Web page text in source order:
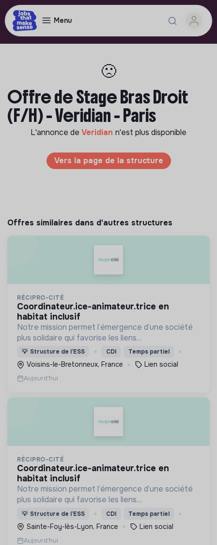
Menu
🙁
Offre de Stage Bras Droit
(F/H) - Veridian - Paris
L'annonce de Veridian n'est plus disponible
Vers la page de la structure
Offres similaires dans d'autres structures
RÉCIPRO-CITÉ
coordinateur.ice-animateur.trice en
habitat inclusif
Notre mission permet l’émergence d’une société
plus solidaire qui favorise les liens
intergénérationnels pour accompagner le
vieillissement de la population et agir contre le
délitement du lien social
💡 Structure de l’ESS CDI Temps partiel
Voisins-le-Bretonneux, France Lien social
Aujourd'hui
RÉCIPRO-CITÉ
coordinateur.ice-animateur.trice en
habitat inclusif
Notre mission permet l’émergence d’une société
plus solidaire qui favorise les liens
intergénérationnels pour accompagner le
vieillissement de la population et agir contre le
délitement du lien social
💡 Structure de l’ESS CDI Temps partiel
Sainte-Foy-lès-Lyon, France Lien social
Aujourd'hui